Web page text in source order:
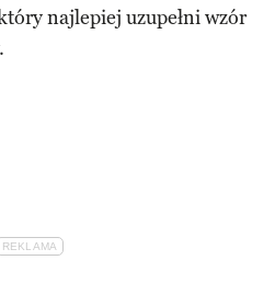
najlepiej uzupełni wzór